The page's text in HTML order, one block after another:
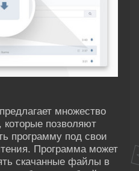
множество
которые позволяют
программу под свои
Программа может
скачанные файлы в